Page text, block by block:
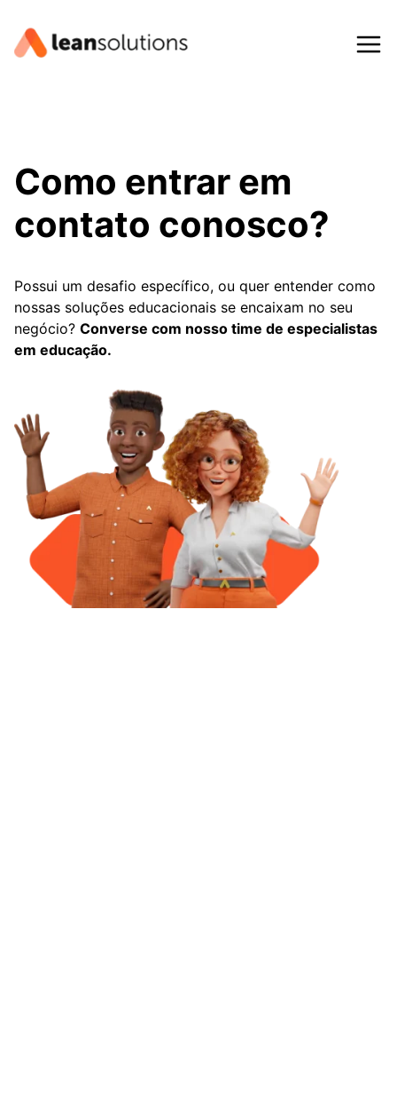
para
Como entrar em
contato conosco?
Possui um desafio específico, ou quer entender como
nossas soluções educacionais se encaixam no seu
negócio? Converse com nosso time de especialistas
em educação.